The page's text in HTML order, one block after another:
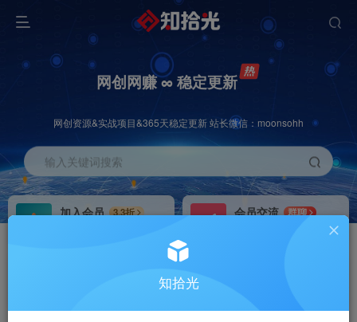
网创网赚 ∞ 稳定更新
网创资源&实战项目&365天稳定更新 站长微信：moonsohh
输入关键词搜索
加入会员
3.3折
会员交流
群聊
知拾光